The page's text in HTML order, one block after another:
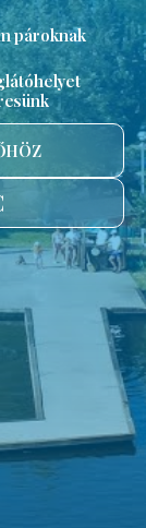
pároknak